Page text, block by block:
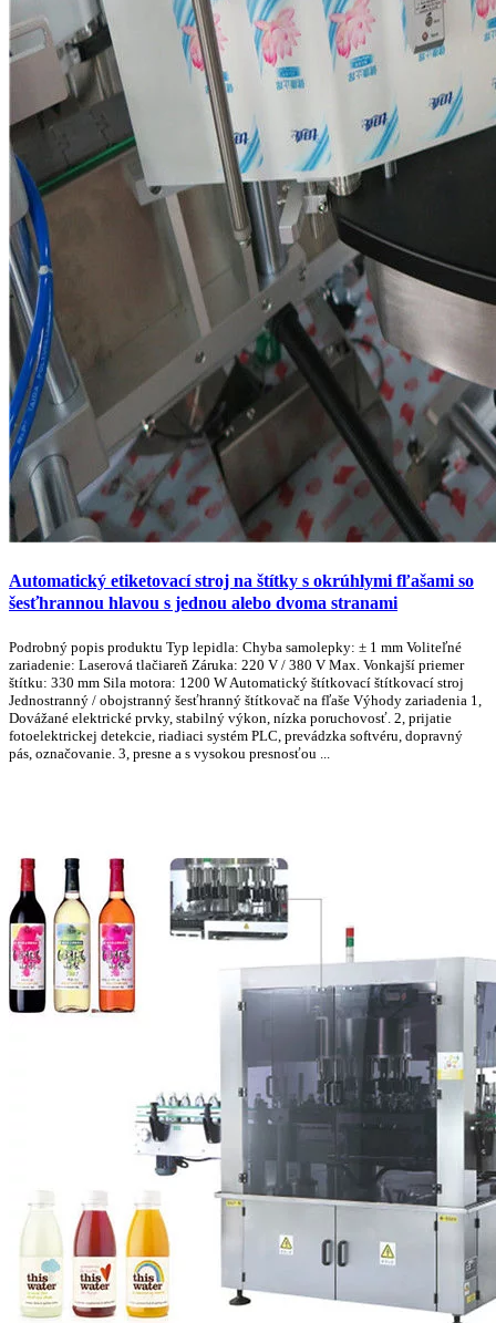
Automatický etiketovací stroj na štítky s okrúhlymi fľašami so
šesťhrannou hlavou s jednou alebo dvoma stranami
Podrobný popis produktu Typ lepidla: Chyba samolepky: ± 1 mm Voliteľné
zariadenie: Laserová tlačiareň Záruka: 220 V / 380 V Max. Vonkajší priemer
štítku: 330 mm Sila motora: 1200 W Automatický štítkovací štítkovací stroj
Jednostranný / obojstranný šesťhranný štítkovač na fľaše Výhody zariadenia 1,
Dovážané elektrické prvky, stabilný výkon, nízka poruchovosť. 2, prijatie
fotoelektrickej detekcie, riadiaci systém PLC, prevádzka softvéru, dopravný
pás, označovanie. 3, presne a s vysokou presnosťou ...